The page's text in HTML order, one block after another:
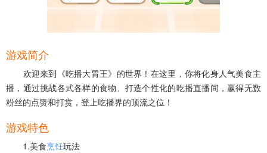
游戏简介
欢迎来到《吃播大胃王》的世界！在这里，你将化身人气美食主
播，通过挑战各式各样的食物、打造个性化的吃播直播间，赢得无数
粉丝的点赞和打赏，登上吃播界的顶流之位！
游戏特色
1.美食烹饪玩法